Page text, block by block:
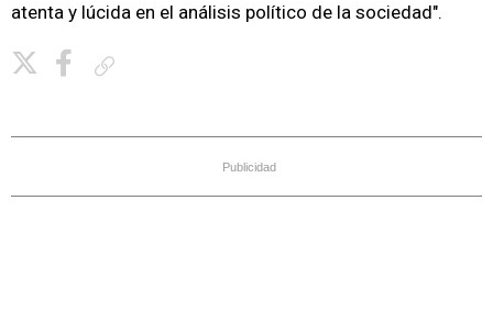
atenta y lúcida en el análisis político de la sociedad".
Publicidad